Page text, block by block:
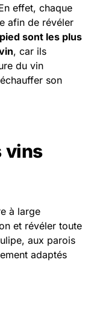
effet, chaque
afin de révéler
sont les plus
, car ils
du vin
son
vins
à large
et révéler toute
aux parois
adaptés